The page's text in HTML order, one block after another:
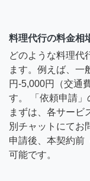
料理代行の料金相
どのような料理代
ます。例えば、一
円-5,000円（交通
す。 「依頼申請」
まずは、各サービ
別チャットにて
申請後、本契約前
可能です。